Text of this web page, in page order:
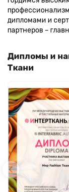
дипломами и
партнеров –
Дипломы и
Ткани